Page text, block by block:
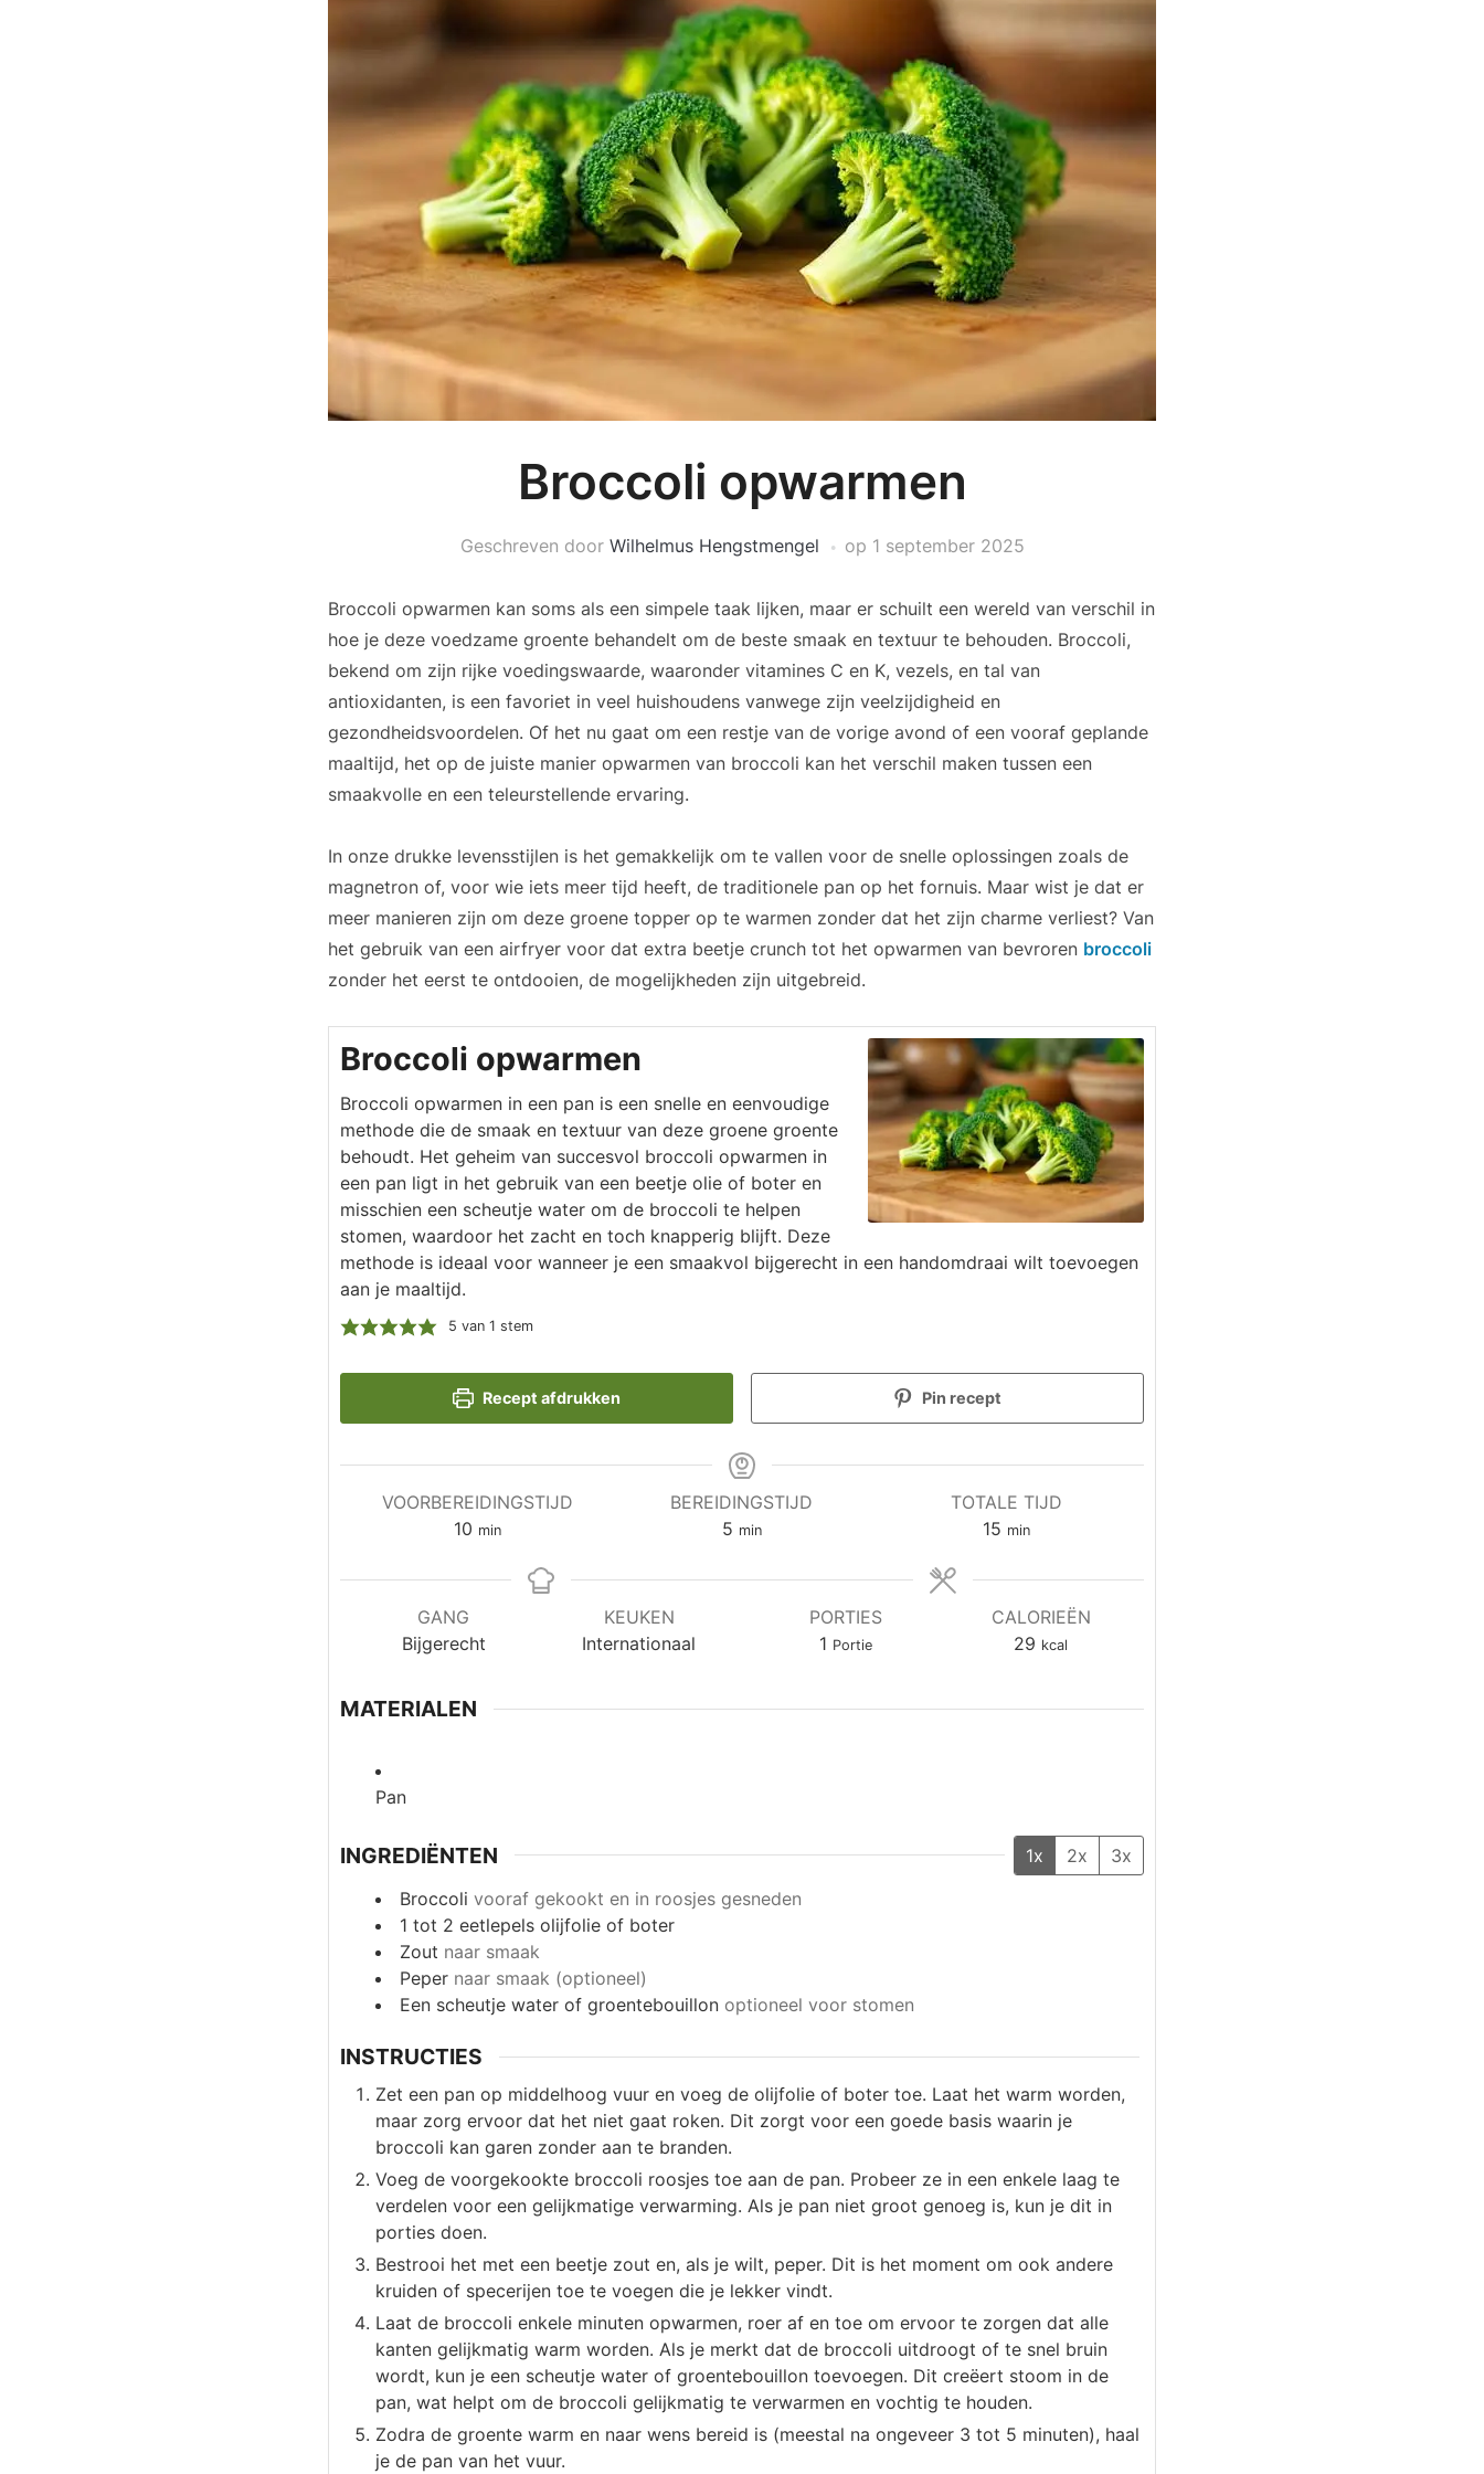
Broccoli opwarmen
Geschreven door Wilhelmus Hengstmengel op 1 september 2025
Broccoli opwarmen kan soms als een simpele taak lijken, maar er schuilt een wereld van verschil in
hoe je deze voedzame groente behandelt om de beste smaak en textuur te behouden. Broccoli,
bekend om zijn rijke voedingswaarde, waaronder vitamines C en K, vezels, en tal van
antioxidanten, is een favoriet in veel huishoudens vanwege zijn veelzijdigheid en
gezondheidsvoordelen. Of het nu gaat om een restje van de vorige avond of een vooraf geplande
maaltijd, het op de juiste manier opwarmen van broccoli kan het verschil maken tussen een
smaakvolle en een teleurstellende ervaring.
In onze drukke levensstijlen is het gemakkelijk om te vallen voor de snelle oplossingen zoals de
magnetron of, voor wie iets meer tijd heeft, de traditionele pan op het fornuis. Maar wist je dat er
meer manieren zijn om deze groene topper op te warmen zonder dat het zijn charme verliest? Van
het gebruik van een airfryer voor dat extra beetje crunch tot het opwarmen van bevroren broccoli
zonder het eerst te ontdooien, de mogelijkheden zijn uitgebreid.
Broccoli opwarmen
Broccoli opwarmen in een pan is een snelle en eenvoudige
methode die de smaak en textuur van deze groene groente
behoudt. Het geheim van succesvol broccoli opwarmen in
een pan ligt in het gebruik van een beetje olie of boter en
misschien een scheutje water om de broccoli te helpen
stomen, waardoor het zacht en toch knapperig blijft. Deze
methode is ideaal voor wanneer je een smaakvol bijgerecht in een handomdraai wilt toevoegen
aan je maaltijd.
5 van 1 stem
Recept afdrukken Pin recept
VOORBEREIDINGSTIJD
10 minuten
min
BEREIDINGSTIJD
5minuten
min
TOTALE TIJD
15minuten
min
GANG
Bijgerecht
KEUKEN
Internationaal
PORTIES
1 Portie
CALORIEËN
29 kcal
MATERIALEN
Pan
INGREDIËNTEN 1x 2x
3x
Broccoli vooraf gekookt en in roosjes gesneden
1 tot 2 eetlepels olijfolie of boter
Zout naar smaak
Peper naar smaak (optioneel)
Een scheutje water of groentebouillon optioneel voor stomen
INSTRUCTIES
Zet een pan op middelhoog vuur en voeg de olijfolie of boter toe. Laat het warm worden,
maar zorg ervoor dat het niet gaat roken. Dit zorgt voor een goede basis waarin je
broccoli kan garen zonder aan te branden.
Voeg de voorgekookte broccoli roosjes toe aan de pan. Probeer ze in een enkele laag te
verdelen voor een gelijkmatige verwarming. Als je pan niet groot genoeg is, kun je dit in
porties doen.
Bestrooi het met een beetje zout en, als je wilt, peper. Dit is het moment om ook andere
kruiden of specerijen toe te voegen die je lekker vindt.
Laat de broccoli enkele minuten opwarmen, roer af en toe om ervoor te zorgen dat alle
kanten gelijkmatig warm worden. Als je merkt dat de broccoli uitdroogt of te snel bruin
wordt, kun je een scheutje water of groentebouillon toevoegen. Dit creëert stoom in de
pan, wat helpt om de broccoli gelijkmatig te verwarmen en vochtig te houden.
Zodra de groente warm en naar wens bereid is (meestal na ongeveer 3 tot 5 minuten), haal
je de pan van het vuur.